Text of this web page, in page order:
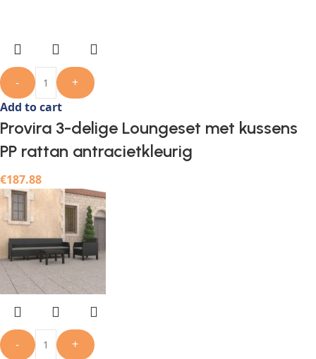
-
+
Add to cart
Provira 3-delige Loungeset met kussens
PP rattan antracietkleurig
€187.88
-
+